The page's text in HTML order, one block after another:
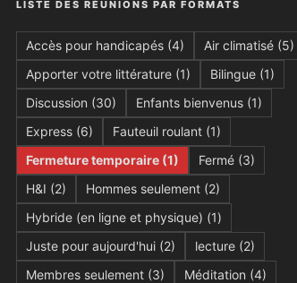
LISTE DES RÉUNIONS PAR FORMATS
Accès pour handicapés(4) Air climatisé(5)
Apporter votre littérature(1) Bilingue(1)
Discussion (30) Enfants bienvenus(1)
Express(6) Fauteuil roulant(1)
Fermeture temporaire(1) Fermé(3)
H&I (2) Hommes seulement(2)
Hybride (en ligne et physique) (1)
Juste pour aujourd'hui(2) lecture(2)
Membres seulement(3) Méditation (4)